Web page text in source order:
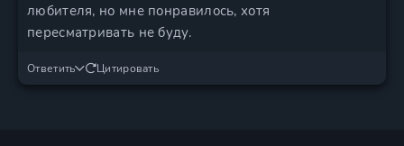
любителя, но мне понравилось, хотя
пересматривать не буду.
Ответить Цитировать